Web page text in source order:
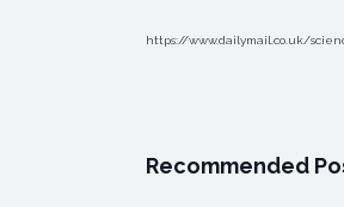
https://www.dailymail.co.uk/
Recommended